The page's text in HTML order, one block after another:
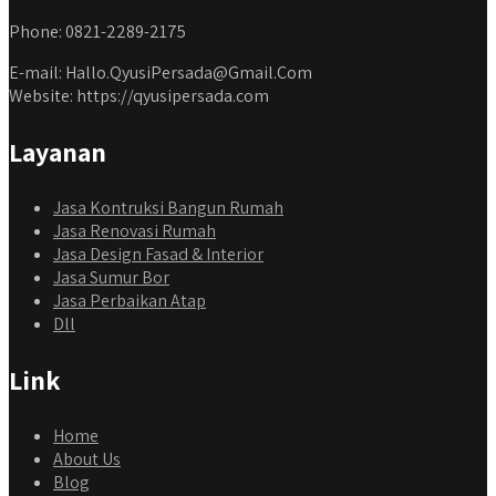
Phone: 0821-2289-2175
E-mail: Hallo.QyusiPersada@Gmail.Com
Website: https://qyusipersada.com
Layanan
Jasa Kontruksi Bangun Rumah
Jasa Renovasi Rumah
Jasa Design Fasad & Interior
Jasa Sumur Bor
Jasa Perbaikan Atap
Dll
Link
Home
About Us
Blog